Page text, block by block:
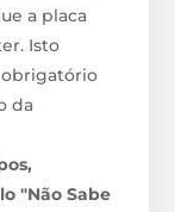
a placa
Isto
da
"Não Sabe